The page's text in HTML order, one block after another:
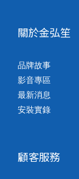
關於金弘笙
品牌故事
影音專區
最新消息
安裝實錄
顧客服務